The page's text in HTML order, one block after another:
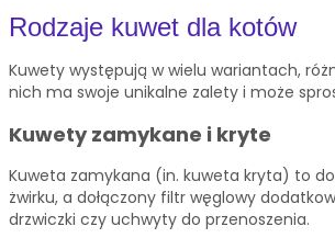
Rodzaje kuwet dla kotów
Kuwety występują w wielu wariantach,
nich ma swoje unikalne zalety i może
Kuwety zamykane i kryte
Kuweta zamykana (in. kuweta kryta) to
żwirku, a dołączony filtr węglowy
drzwiczki czy uchwyty do przenoszenia.